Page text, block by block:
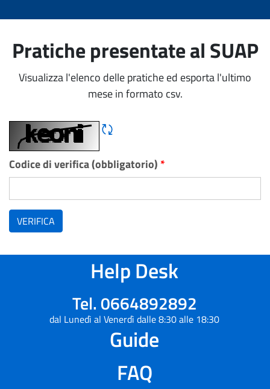
Pratiche presentate al SUAP
Visualizza l'elenco delle pratiche ed esporta l'ultimo
mese in formato csv.
Rigene CAPTCHA
Codice di verifica (obbligatorio) *
VERIFICA
Help Desk
Tel. 0664892892
dal Lunedì al Venerdì dalle 8:30 alle 18:30
Guide
FAQ